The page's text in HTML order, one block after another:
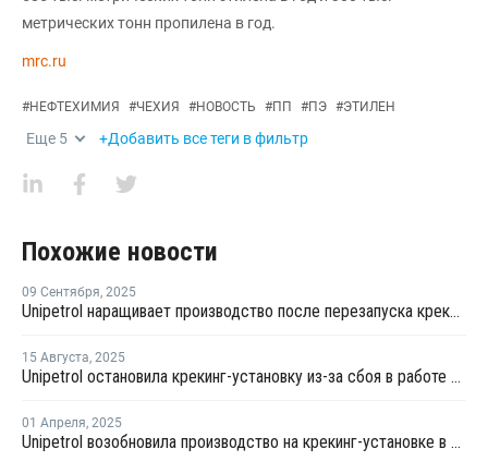
метрических тонн пропилена в год.
mrc.ru
#НЕФТЕХИМИЯ #ЧЕХИЯ #НОВОСТЬ #ПП #ПЭ #ЭТИЛЕН
Еще 5 +Добавить все теги в фильтр
Похожие новости
09 Сентября, 2025
Unipetrol наращивает производство после перезапуска крекинг-установки в Чехии
15 Августа, 2025
Unipetrol остановила крекинг-установку из-за сбоя в работе компрессора в Чехии
01 Апреля, 2025
Unipetrol возобновила производство на крекинг-установке в Литвинове